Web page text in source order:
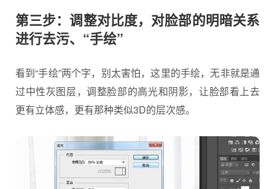
第三步：调整对比度，对脸部的明暗关系
进行去污、“手绘”
看到“手绘”两个字，别太害怕，这里的手绘，无非就是通
过中性灰图层，调整脸部的高光和阴影，让脸部看上去
更有立体感，更有那种类似3D的层次感。